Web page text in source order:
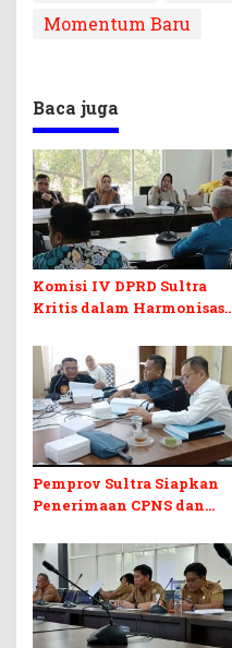
Momentum Baru
Baca juga
Komisi IV DPRD Sultra
Kritis dalam Harmonisasi
Perubahan APBD 2026
Pemprov Sultra Siapkan
Penerimaan CPNS dan
Desak Formasi Disabilitas